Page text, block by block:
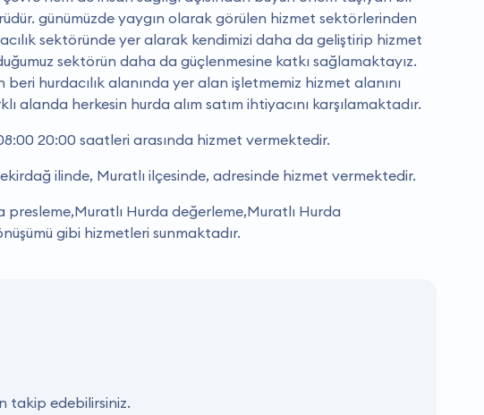
günümüzde yaygın olarak görülen hizmet sektörlerinden
sektöründe yer alarak kendimizi daha da geliştirip hizmet
sektörün daha da güçlenmesine katkı sağlamaktayız.
beri hurdacılık alanında yer alan işletmemiz hizmet alanını
alanda herkesin hurda alım satım ihtiyacını karşılamaktadır.
20:00 saatleri arasında hizmet vermektedir.
ilinde, Muratlı ilçesinde, adresinde hizmet vermektedir.
presleme,Muratlı Hurda değerleme,Muratlı Hurda
gibi hizmetleri sunmaktadır.
takip edebilirsiniz.